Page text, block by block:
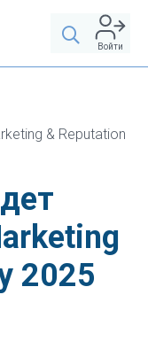
Войти
& Reputation
2025